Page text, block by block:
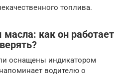
топлива.
как он работает
оснащены индикатором
водителю о